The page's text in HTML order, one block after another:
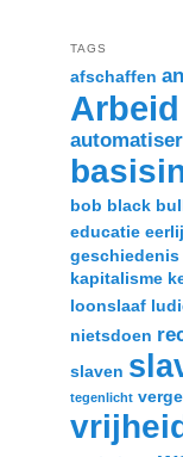
TAGS
afschaffen
Arbeid
bob black
educatie
geschiedenis
kapitalisme
loonslaaf
nietsdoen
slaven
tegenlicht